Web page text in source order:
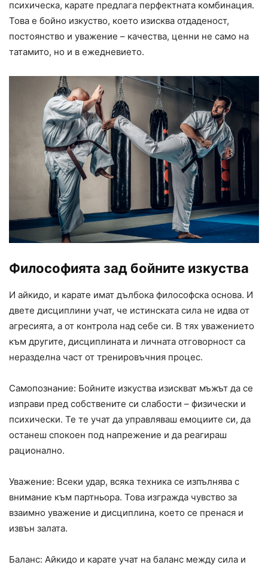
психическа, карате предлага перфектната комбинация.
Това е бойно изкуство, което изисква отдаденост,
постоянство и уважение – качества, ценни не само на
татамито, но и в ежедневието.
Философията зад бойните изкуства
И айкидо, и карате имат дълбока философска основа. И
двете дисциплини учат, че истинската сила не идва от
агресията, а от контрола над себе си. В тях уважението
към другите, дисциплината и личната отговорност са
неразделна част от тренировъчния процес.
Самопознание: Бойните изкуства изискват мъжът да се
изправи пред собствените си слабости – физически и
психически. Те те учат да управляваш емоциите си, да
останеш спокоен под напрежение и да реагираш
рационално.
Уважение: Всеки удар, всяка техника се изпълнява с
внимание към партньора. Това изгражда чувство за
взаимно уважение и дисциплина, което се пренася и
извън залата.
Баланс: Айкидо и карате учат на баланс между сила и